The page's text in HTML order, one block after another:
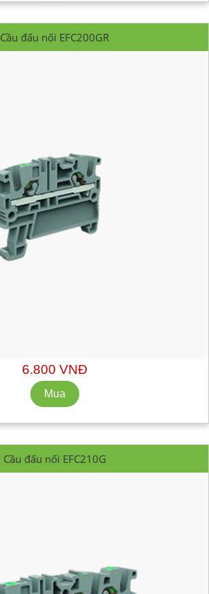
Cầu đấu nối EFC200GR
6.800 VNĐ
Cầu đấu nối EFC210G